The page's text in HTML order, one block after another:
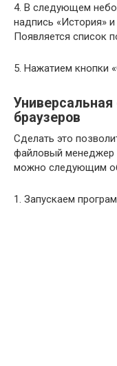
4. В следующем
надпись «История»
Появляется список
5. Нажатием кнопки
браузеров
Сделать это
файловый менеджер
можно следующим
1. Запускаем